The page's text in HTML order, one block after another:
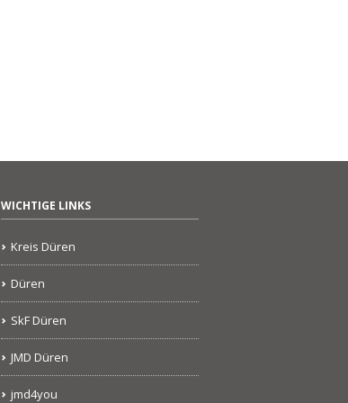
WICHTIGE LINKS
Kreis Düren
Düren
SkF Düren
JMD Düren
jmd4you